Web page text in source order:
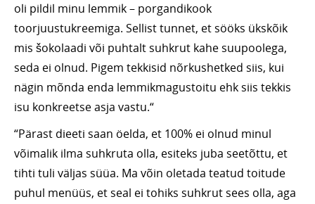
oli pildil minu lemmik – porgandikook
toorjuustukreemiga. Sellist tunnet, et sööks ükskõik
mis šokolaadi või puhtalt suhkrut kahe suupoolega,
seda ei olnud. Pigem tekkisid nõrkushetked siis, kui
nägin mõnda enda lemmikmagustoitu ehk siis tekkis
isu konkreetse asja vastu.“
“Pärast dieeti saan öelda, et 100% ei olnud minul
võimalik ilma suhkruta olla, esiteks juba seetõttu, et
tihti tuli väljas süüa. Ma võin oletada teatud toitude
puhul menüüs, et seal ei tohiks suhkrut sees olla, aga